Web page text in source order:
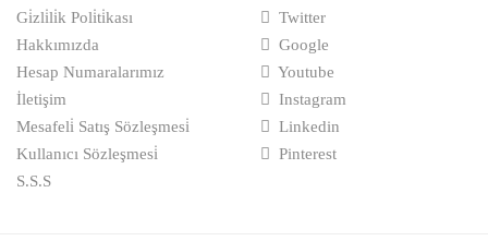
Gi̇zli̇li̇k Poli̇ti̇kası
Hakkımızda
Hesap Numaralarımız
İletişim
Mesafeli̇ Satış Sözleşmesi̇
Kullanıcı Sözleşmesi̇
S.S.S
Twitter
Google
Youtube
Instagram
Linkedin
Pinterest